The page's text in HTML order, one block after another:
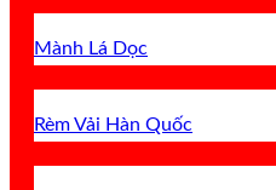
Mành Lá Dọc
Rèm Vải Hàn Quốc